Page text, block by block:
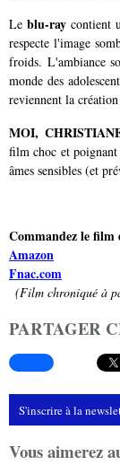
Le blu-ray contient
respecte l'image
froids. L'ambiance
monde des
reviennent la
MOI,
film choc et poignant
âmes sensibles (et
Commandez le film
Amazon
Fnac.com
(Film chroniqué à
PARTAGER
S'inscrire à la
Vous aimerez